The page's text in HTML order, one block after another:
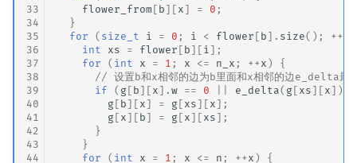
33
34
35
36
37
38
39
40
41
42
43
44
flower_from [ b ][ x ] = 0 ;
}
for
( size_t i = 0 ; i < flower [ b ]. size(); ++
int
xs = flower [ b ][ i ];
for
( int x = 1 ; x <= n_x ; ++ x )
{
// 设置b和x相邻的边为b里面和x相邻的边e_delta最
if
( g [ b ][ x ].w == 0 e_delta( g [ xs ][ x ])
g [ b ][ x ] = g [ xs ][ x ];
g [ x ][ b ] = g [ x ][ xs ];
}
}
for
( int x = 1 ; x <= n ; ++ x )
{